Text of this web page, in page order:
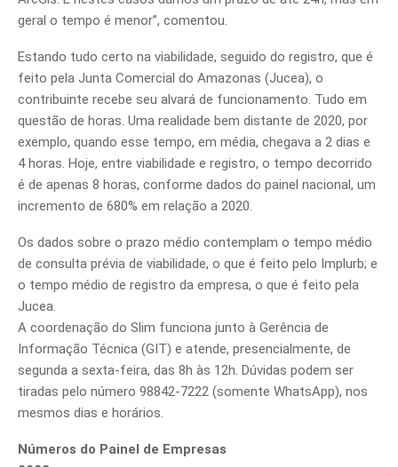
geral o tempo é menor”, comentou.
Estando tudo certo na viabilidade, seguido do registro, que é
feito pela Junta Comercial do Amazonas (Jucea), o
contribuinte recebe seu alvará de funcionamento. Tudo em
questão de horas. Uma realidade bem distante de 2020, por
exemplo, quando esse tempo, em média, chegava a 2 dias e
4 horas. Hoje, entre viabilidade e registro, o tempo decorrido
é de apenas 8 horas, conforme dados do painel nacional, um
incremento de 680% em relação a 2020.
Os dados sobre o prazo médio contemplam o tempo médio
de consulta prévia de viabilidade, o que é feito pelo Implurb; e
o tempo médio de registro da empresa, o que é feito pela
Jucea.
A coordenação do Slim funciona junto à Gerência de
Informação Técnica (GIT) e atende, presencialmente, de
segunda a sexta-feira, das 8h às 12h. Dúvidas podem ser
tiradas pelo número 98842-7222 (somente WhatsApp), nos
mesmos dias e horários.
Números do Painel de Empresas